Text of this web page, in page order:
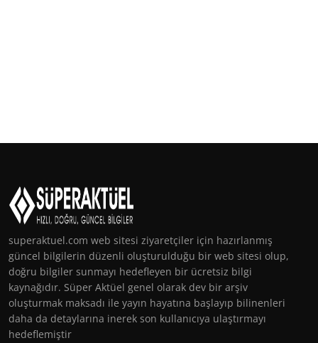
superaktuel.com web sitesi ziyaretçiler için hazırlanmış
güncel bilgilerin düzenli oluşturulduğu bir web sitesi olup,
doğru bilgiler sunmayı hedefleyen bir ücretsiz bilgi
kaynağıdır. Süper Aktüel genel olarak dev bir arşiv
oluşturmak maksadı ile yayın hayatına başlayıp bilinenleri
daha da detaylarına inerek son kullanıcıya ulaştırmayı
hedeflemiştir